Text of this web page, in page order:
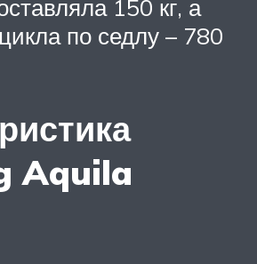
150 кг, а
по седлу – 780
Aquila